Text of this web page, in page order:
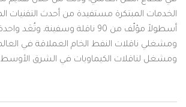
الخدمات المبتكرة مستفيدة من أحدث التقنيات
أسطولاً مؤلّف من 90 ناقلة وسفينة،
ومشغلي ناقلات النفط الخام العملاقة في
ومشغل لناقلات الكيماويات في الشرق